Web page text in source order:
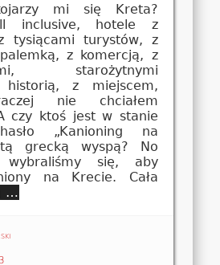
mi się Kreta?
inclusive, hotele z
tysiącami turystów, z
z komercją, z
starożytnymi
z miejscem,
nie chciałem
czy ktoś jest w stanie
„Kanioning na
grecką wyspą? No
wybraliśmy się, aby
na Krecie. Cała
…